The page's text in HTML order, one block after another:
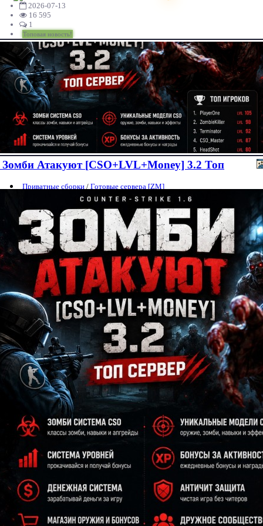
2026-07-13
16 595
1
Топовая новость!
Зомби Атакуют [CSO+LVL+Money] 3.2 Топ
Приватные сборки / Готовые сервера [ZM]